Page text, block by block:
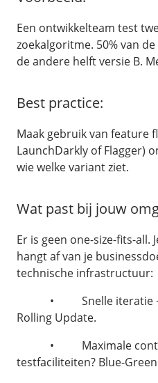
Een ontwikkelteam test
zoekalgoritme. 50% van
de andere helft versie B.
Best practice:
Maak gebruik van feature
LaunchDarkly of Flagger)
wie welke variant ziet.
Wat past bij jouw
Er is geen one-size-fits-all.
hangt af van je
technische infrastructuur:
• Snelle iteratie +
Rolling Update.
• Maximale
testfaciliteiten? Blue-